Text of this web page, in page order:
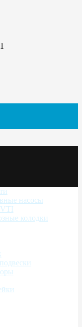
насосы
колодки